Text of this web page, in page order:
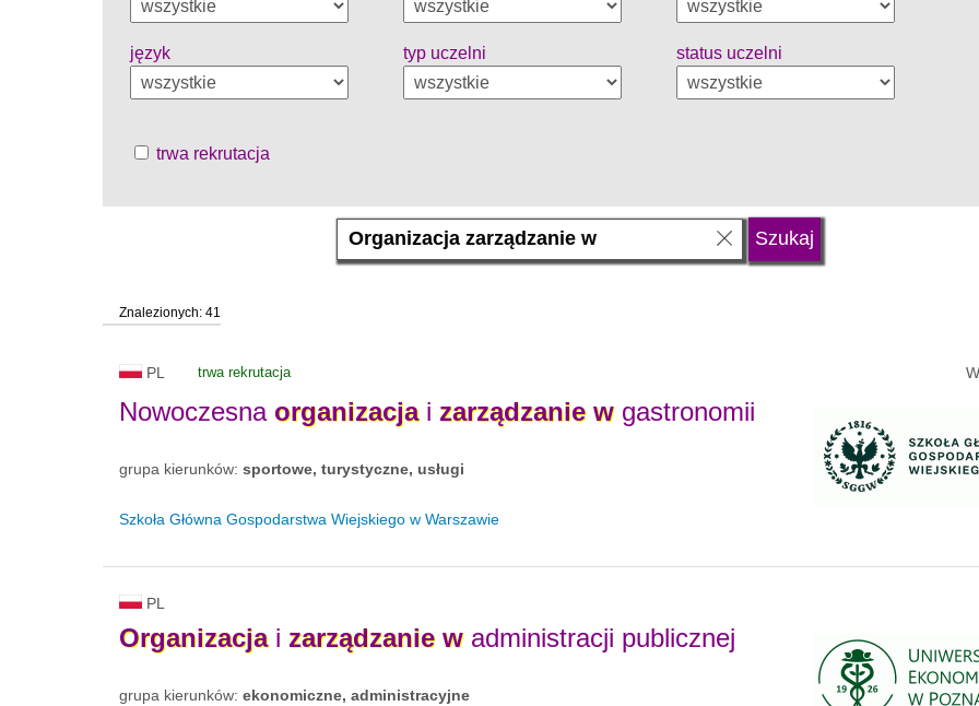
język typ uczelni status uczelni
trwa rekrutacja
Znalezionych: 41
PL trwa rekrutacja
Nowoczesna organizacjai zarządzanie wgastronomii
grupa kierunków: sportowe, turystyczne, usługi
Szkoła Główna Gospodarstwa Wiejskiego w Warszawie
PL
Organizacjai zarządzanie wadministracji publicznej
grupa kierunków: ekonomiczne, administracyjne